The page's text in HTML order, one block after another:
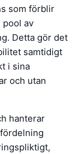
som förblir
pool av
Detta gör det
samtidigt
i sina
och utan
hanterar